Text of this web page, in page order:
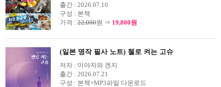
출간 : 2026.07.10
구성 : 본책
가격 : 22,000원 ⇒ 19,800원
(일본 명작 필사 노트) 첼로 켜는 고슈
저자 : 미야자와 겐지
출간 : 2026.07.21
구성 : 본책+MP3파일 다운로드